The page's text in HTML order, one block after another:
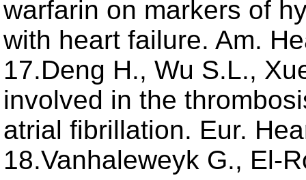
warfarin on markers of
with heart failure. Am.
17.Deng H., Wu S.L.,
involved in the
atrial fibrillation. Eur.
18.Vanhaleweyk G., El-